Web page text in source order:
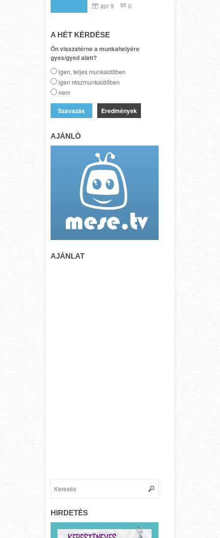
ápr 9 0
A HÉT KÉRDÉSE
Ön visszatérne a munkahelyére
gyes/gyed alatt?
igen, teljes munkaidőben
igen részmunkaidőben
nem
Eredmények
AJÁNLÓ
AJÁNLAT
HIRDETÉS